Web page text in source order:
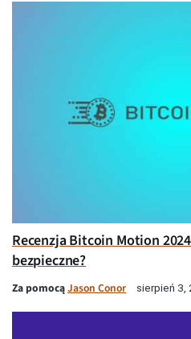
Recenzja Bitcoin Motion
bezpieczne?
Za pomocąJason Conor sierpień 3,